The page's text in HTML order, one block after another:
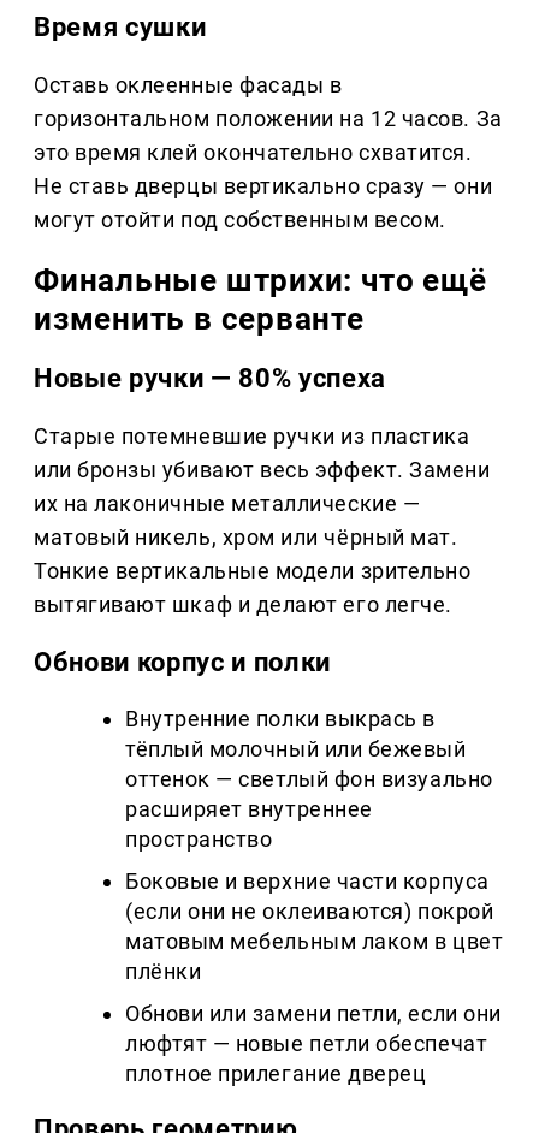
Время сушки
Оставь оклеенные фасады в
горизонтальном положении на 12 часов. За
это время клей окончательно схватится.
Не ставь дверцы вертикально сразу — они
могут отойти под собственным весом.
Финальные штрихи: что ещё
изменить в серванте
Новые ручки — 80% успеха
Старые потемневшие ручки из пластика
или бронзы убивают весь эффект. Замени
их на лаконичные металлические —
матовый никель, хром или чёрный мат.
Тонкие вертикальные модели зрительно
вытягивают шкаф и делают его легче.
Обнови корпус и полки
Внутренние полки выкрась в
тёплый молочный или бежевый
оттенок — светлый фон визуально
расширяет внутреннее
пространство
Боковые и верхние части корпуса
(если они не оклеиваются) покрой
матовым мебельным лаком в цвет
плёнки
Обнови или замени петли, если они
люфтят — новые петли обеспечат
плотное прилегание дверец